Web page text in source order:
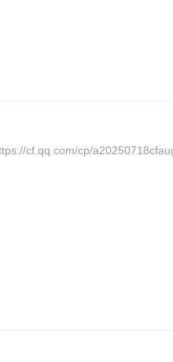
没领取的抓紧时间 先上号注册再领取资格 https://cf.qq.com/cp/